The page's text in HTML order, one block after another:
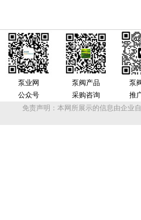
泵业网
公众号
泵阀产品
采购咨询
泵
推
免责声明：本网所展示的信息由企业